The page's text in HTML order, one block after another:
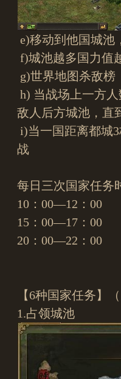
e)移动到他国城
f)城池越多国力值
g)世界地图杀敌榜
h) 当战场上一方
敌人后方城池，直
i)当一国距离都城
战
每日三次国家任务
10：00—12：00
15：00—17：00
20：00—22：00
【6种国家任务】
1.占领城池